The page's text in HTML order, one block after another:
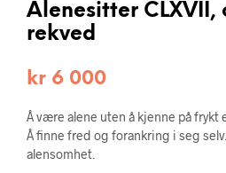
Alenesitter CLXVII,
rekved
kr 6 000
Å være alene uten å kjenne på frykt
Å finne fred og forankring i seg
alensomhet.